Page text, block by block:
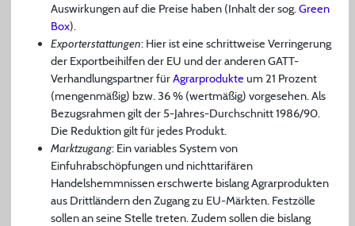
Auswirkungen auf die Preise haben (Inhalt der sog. Green
Box).
Exporterstattungen: Hier ist eine schrittweise Verringerung
der Exportbeihilfen der EU und der anderen GATT-
Verhandlungspartner fürAgrarprodukte um 21 Prozent
(mengenmäßig) bzw. 36 % (wertmäßig) vorgesehen. Als
Bezugsrahmen gilt der 5-Jahres-Durchschnitt 1986/90.
Die Reduktion gilt für jedes Produkt.
Marktzugang: Ein variables System von
Einfuhrabschöpfungen und nichttarifären
Handelshemmnissen erschwerte bislang Agrarprodukten
aus Drittländern den Zugang zu EU-Märkten. Festzölle
sollen an seine Stelle treten. Zudem sollen die bislang